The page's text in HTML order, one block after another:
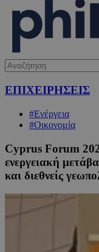
ΕΠΙΧΕΙΡΗΣΕΙΣ
#Ενέργεια
#Οικονομία
Cyprus Forum
ενεργειακή
και διεθνείς